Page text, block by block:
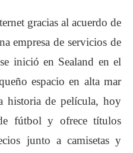
gracias al acuerdo de
empresa de servicios de
inició en Sealand en el
espacio en alta mar
historia de película, hoy
fútbol y ofrece títulos
junto a camisetas y